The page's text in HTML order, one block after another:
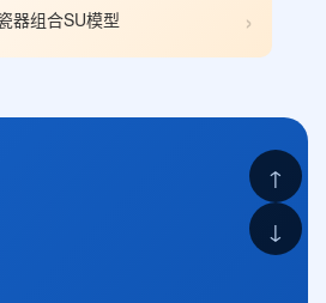
器组合SU模型 ›
↑
↓